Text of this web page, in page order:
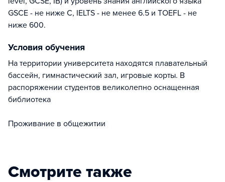
GSCE - не ниже С, IELTS - не менее 6.5 и TOEFL - не
ниже 600.
Условия обучения
На территории университета находятся плавательный
бассейн, гимнастический зал, игровые корты. В
распоряжении студентов великолепно оснащенная
библиотека
Проживание в общежитии
Смотрите также